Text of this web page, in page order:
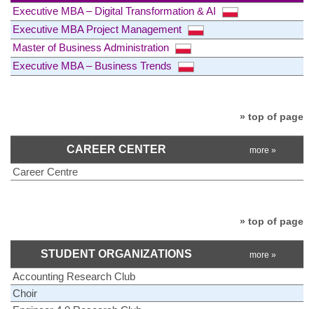
Executive MBA – Digital Transformation & AI
Executive MBA Project Management
Master of Business Administration
Executive MBA – Business Trends
» top of page
CAREER CENTER more »
Career Centre
» top of page
STUDENT ORGANIZATIONS more »
Accounting Research Club
Choir